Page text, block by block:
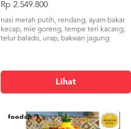
Rp 2.549.800
nasi merah putih, rendang, ayam bakar
kecap, mie goreng, tempe teri kacang,
telur balado, urap, bakwan jagung
Lihat